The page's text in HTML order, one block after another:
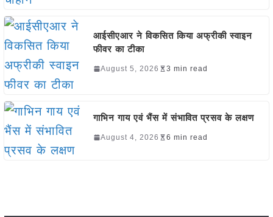
आईसीएआर ने विकसित किया अफ्रीकी स्वाइन
फीवर का टीका
August 5, 2026 3 min read
गाभिन गाय एवं भैंस में संभावित प्रसव के लक्षण
August 4, 2026 6 min read